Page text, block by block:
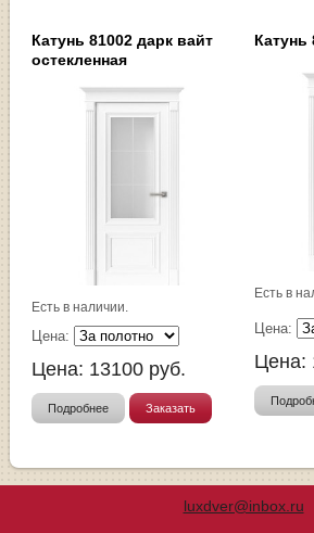
Катунь 81002 дарк вайт
остекленная
Есть в наличии.
Цена:
Цена: 13100 руб.
Подробнее Заказать
Катунь
Есть в
Цена:
Цена:
luxdver@inbox.ru